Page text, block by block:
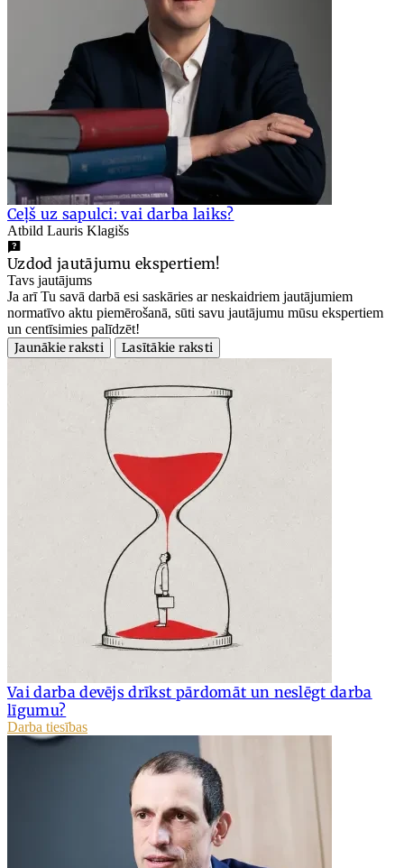
Ceļš uz sapulci: vai darba laiks?
Atbild Lauris Klagišs
Uzdod jautājumu ekspertiem!
Tavs jautājums
Ja arī Tu savā darbā esi saskāries ar neskaidriem jautājumiem
normatīvo aktu piemērošanā, sūti savu jautājumu mūsu ekspertiem
un centīsimies palīdzēt!
Jaunākie raksti
Lasītākie raksti
Vai darba devējs drīkst pārdomāt un neslēgt darba
līgumu?
Darba tiesības